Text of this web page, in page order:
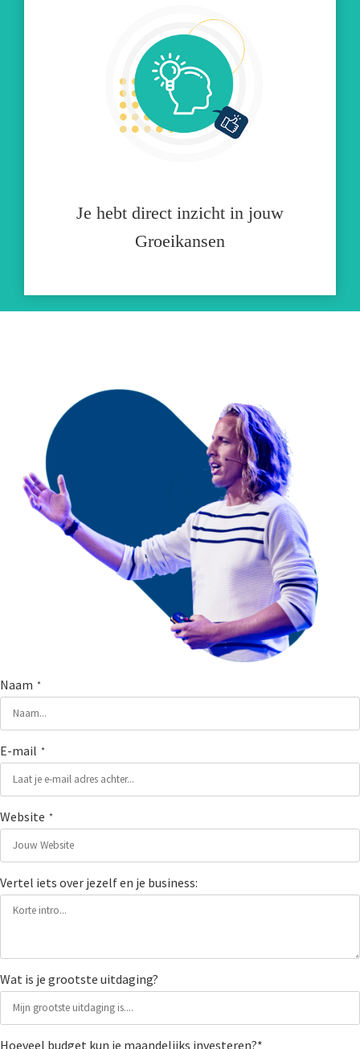
Je hebt direct inzicht in jouw
Groeikansen
Naam *
E-mail *
Website *
Vertel iets over jezelf en je business:
Wat is je grootste uitdaging?
Hoeveel budget kun je maandelijks investeren?*